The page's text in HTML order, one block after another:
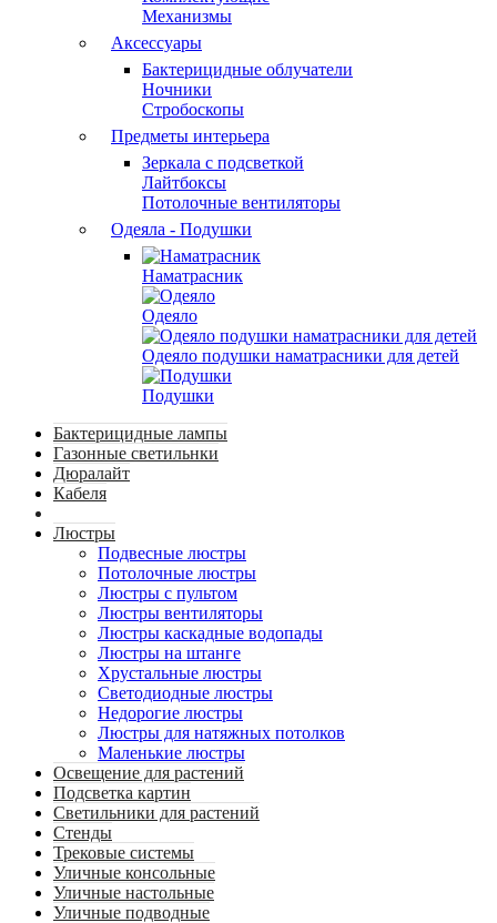
Механизмы
Аксессуары
Бактерицидные облучатели
Ночники
Стробоскопы
Предметы интерьера
Зеркала с подсветкой
Лайтбоксы
Потолочные вентиляторы
Одеяла - Подушки
Наматрасник
Одеяло
Одеяло подушки наматрасники для детей
Подушки
Бактерицидные лампы
Газонные светильнки
Дюралайт
Кабеля
Люстры
Подвесные люстры
Потолочные люстры
Люстры с пультом
Люстры вентиляторы
Люстры каскадные водопады
Люстры на штанге
Хрустальные люстры
Светодиодные люстры
Недорогие люстры
Люстры для натяжных потолков
Маленькие люстры
Освещение для растений
Подсветка картин
Светильники для растений
Стенды
Трековые системы
Уличные консольные
Уличные настольные
Уличные подводные